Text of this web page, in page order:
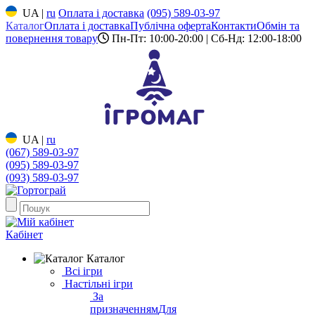
UA | ru Оплата і доставка (095) 589-03-97
КаталогОплата і доставкаПублічна офертаКонтактиОбмін та
повернення товару
Пн-Пт: 10:00-20:00 | Сб-Нд: 12:00-18:00
UA | ru
(067) 589-03-97
(095) 589-03-97
(093) 589-03-97
Кабінет
Каталог
Всі ігри
Настільні ігри
За
призначеннямДля